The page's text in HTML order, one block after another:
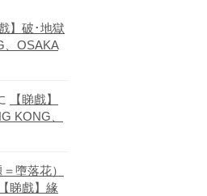
】破･地獄
、OSAKA
【睇戲】
KONG、
墮落花）
【睇戲】緣